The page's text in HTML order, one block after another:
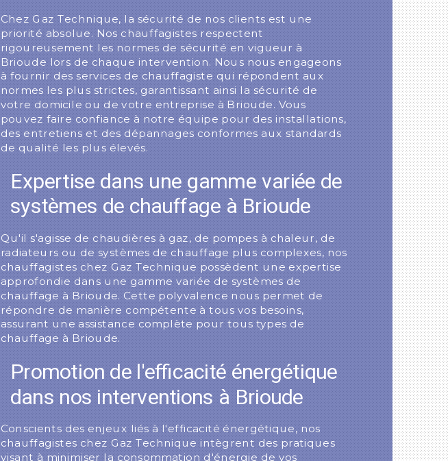
Chez Gaz Technique, la sécurité de nos clients est une
priorité absolue. Nos chauffagistes respectent
rigoureusement les normes de sécurité en vigueur à
Brioude lors de chaque intervention. Nous nous engageons
à fournir des services de chauffagiste qui répondent aux
normes les plus strictes, garantissant ainsi la sécurité de
votre domicile ou de votre entreprise à Brioude. Vous
pouvez faire confiance à notre équipe pour des installations,
des entretiens et des dépannages conformes aux standards
de qualité les plus élevés.
Expertise dans une gamme variée de
systèmes de chauffage à Brioude
Qu'il s'agisse de chaudières à gaz, de pompes à chaleur, de
radiateurs ou de systèmes de chauffage plus complexes, nos
chauffagistes chez Gaz Technique possèdent une expertise
approfondie dans une gamme variée de systèmes de
chauffage à Brioude. Cette polyvalence nous permet de
répondre de manière compétente à tous vos besoins,
assurant une assistance complète pour tous types de
chauffage à Brioude.
Promotion de l'efficacité énergétique
dans nos interventions à Brioude
Conscients des enjeux liés à l'efficacité énergétique, nos
chauffagistes chez Gaz Technique intègrent des pratiques
visant à minimiser la consommation d'énergie de vos